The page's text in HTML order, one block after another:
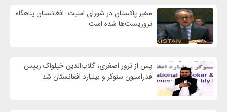
سفیر پاکستان در شورای امنیت: افغانستان پناهگاه
تروریست‌ها شده است
پس از ترور اصغری؛ گلاب‌الدین خپلواک رییس
فدراسیون سنوکر و بیلیارد افغانستان شد